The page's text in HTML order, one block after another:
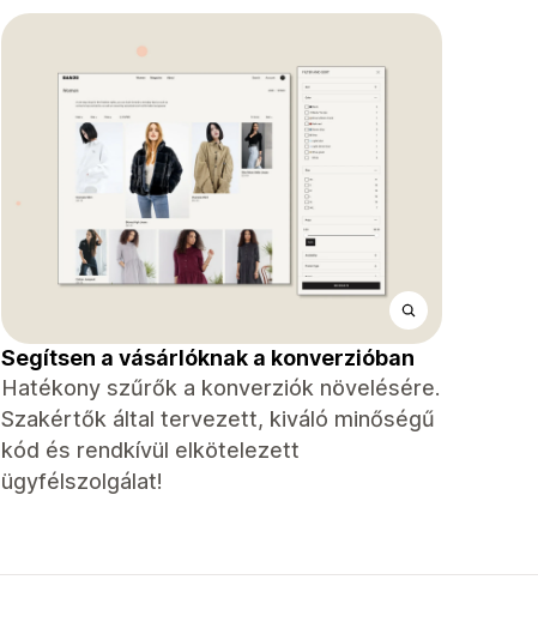
Segítsen a vásárlóknak a konverzióban
Hatékony szűrők a konverziók növelésére.
Szakértők által tervezett, kiváló minőségű
kód és rendkívül elkötelezett
ügyfélszolgálat!